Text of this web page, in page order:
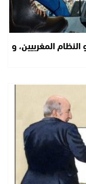
المغربيين، و